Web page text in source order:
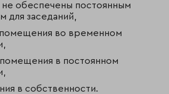
не обеспечены постоянным
для заседаний,
во временном
в постоянном
в собственности.